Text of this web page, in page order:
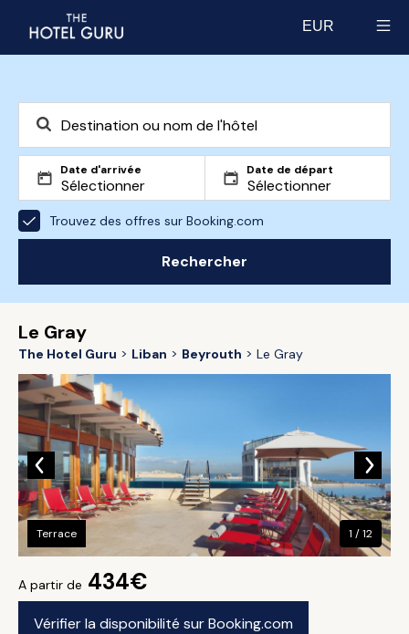
EUR
Date d'arrivée Date de départ
Trouvez des offres sur Booking.com
Rechercher
Le Gray
The Hotel Guru Liban Beyrouth Le Gray
A partir de 434€
Vérifier la disponibilité sur Booking.com
Terrace 1 / 12